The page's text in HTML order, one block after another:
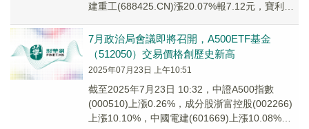
建重工(688425.CN)漲20.07%報7.12元，寶利國
7月政治局會議即將召開，A500ETF基金
（512050）交易價格創歷史新高
2025年07月23日 上午10:51
截至2025年7月23日 10:32，中證A500指數
(000510)上漲0.26%，成分股浙富控股(002266)
上漲10.10%，中國電建(601669)上漲10.08%，